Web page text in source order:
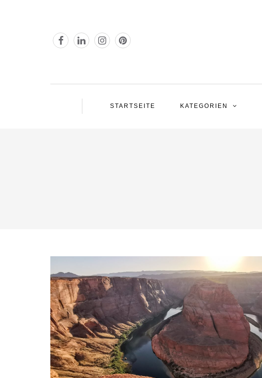
STARTSEITE KATEGORIEN